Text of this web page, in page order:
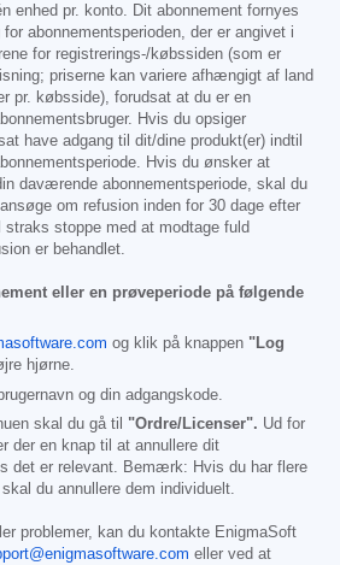
enhed pr. konto. Dit abonnement fornyes
abonnementsperioden, der er angivet i
for registrerings-/købssiden (som er
priserne kan variere afhængigt af land
pr. købsside), forudsat at du er en
Hvis du opsiger
have adgang til dit/dine produkt(er) indtil
Hvis du ønsker at
daværende abonnementsperiode, skal du
om refusion inden for 30 dage efter
stoppe med at modtage fuld
er behandlet.
eller en prøveperiode på følgende
og klik på knappen "Log
hjørne.
og din adgangskode.
skal du gå til "Ordre/Licenser". Ud for
der en knap til at annullere dit
det er relevant. Bemærk: Hvis du har flere
du annullere dem individuelt.
problemer, kan du kontakte EnigmaSoft
eller ved at